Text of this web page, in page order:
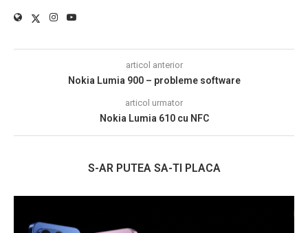
articol anterior
Nokia Lumia 900 – probleme software
articol urmator
Nokia Lumia 610 cu NFC
S-AR PUTEA SA-TI PLACA